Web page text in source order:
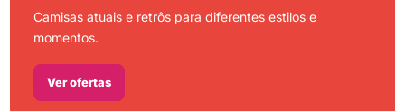
Camisas atuais e retrôs para diferentes estilos e
momentos.
Ver ofertas